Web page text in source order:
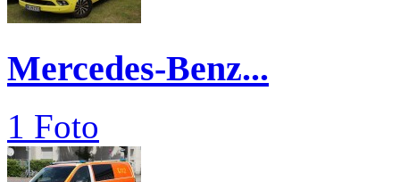
Mercedes-Benz...
1 Foto